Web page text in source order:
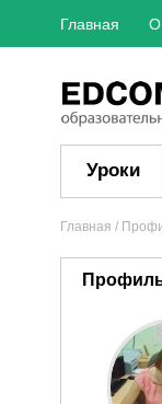
Главная О
Уроки
Главная /